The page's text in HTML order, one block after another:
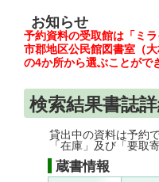
お知らせ
予約資料の受取館は「ミ
市郡地区公民館図書室（大
の4か所から選ぶことがで
検索結果書誌
貸出中の資料は予約
「在庫」及び「要取
蔵書情報